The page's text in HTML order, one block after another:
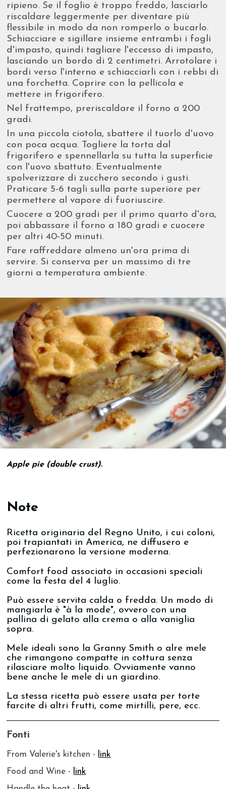
ripieno. Se il foglio è troppo freddo, lasciarlo
riscaldare leggermente per diventare più
flessibile in modo da non romperlo o bucarlo.
Schiacciare e sigillare insieme entrambi i fogli
d'impasto, quindi tagliare l'eccesso di impasto,
lasciando un bordo di 2 centimetri. Arrotolare i
bordi verso l'interno e schiacciarli con i rebbi di
una forchetta. Coprire con la pellicola e
mettere in frigorifero.
Nel frattempo, preriscaldare il forno a 200
gradi.
In una piccola ciotola, sbattere il tuorlo d'uovo
con poca acqua. Togliere la torta dal
frigorifero e spennellarla su tutta la superficie
con l'uovo sbattuto. Eventualmente
spolverizzare di zucchero secondo i gusti.
Praticare 5-6 tagli sulla parte superiore per
permettere al vapore di fuoriuscire.
Cuocere a 200 gradi per il primo quarto d'ora,
poi abbassare il forno a 180 gradi e cuocere
per altri 40-50 minuti.
Fare raffreddare almeno un'ora prima di
servire. Si conserva per un massimo di tre
giorni a temperatura ambiente.
Apple pie (double crust).
Note
Ricetta originaria del Regno Unito, i cui coloni,
poi trapiantati in America, ne diffusero e
perfezionarono la versione moderna.
Comfort food associato in occasioni speciali
come la festa del 4 luglio.
Può essere servita calda o fredda. Un modo di
mangiarla è "à la mode", ovvero con una
pallina di gelato alla crema o alla vaniglia
sopra.
Mele ideali sono la Granny Smith o alre mele
che rimangono compatte in cottura senza
rilasciare molto liquido. Ovviamente vanno
bene anche le mele di un giardino.
La stessa ricetta può essere usata per torte
farcite di altri frutti, come mirtilli, pere, ecc.
Fonti
From Valerie's kitchen - link
Food and Wine - link